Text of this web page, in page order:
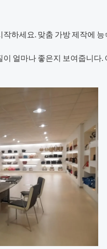
하세요. 맞춤 가방 제작에
얼마나 좋은지 보여줍니다